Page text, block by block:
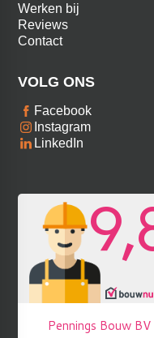
Werken bij
Reviews
Contact
VOLG ONS
Facebook
Instagram
LinkedIn